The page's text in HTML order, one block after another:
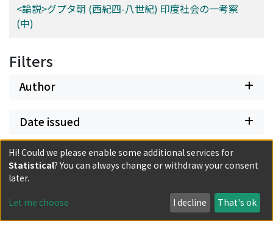
<論説>グプタ朝 (西紀四-八世紀) 印度社会の一考察
(中)
Filters
Author
Date issued
Classification
Hi! Could we please enable some additional services for
Statistical? You can always change or withdraw your consent
later.
Let me choose I decline That's ok